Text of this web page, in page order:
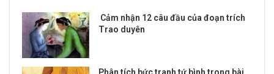
Cảm nhận 12 câu đầu của đoạn trích
Trao duyên